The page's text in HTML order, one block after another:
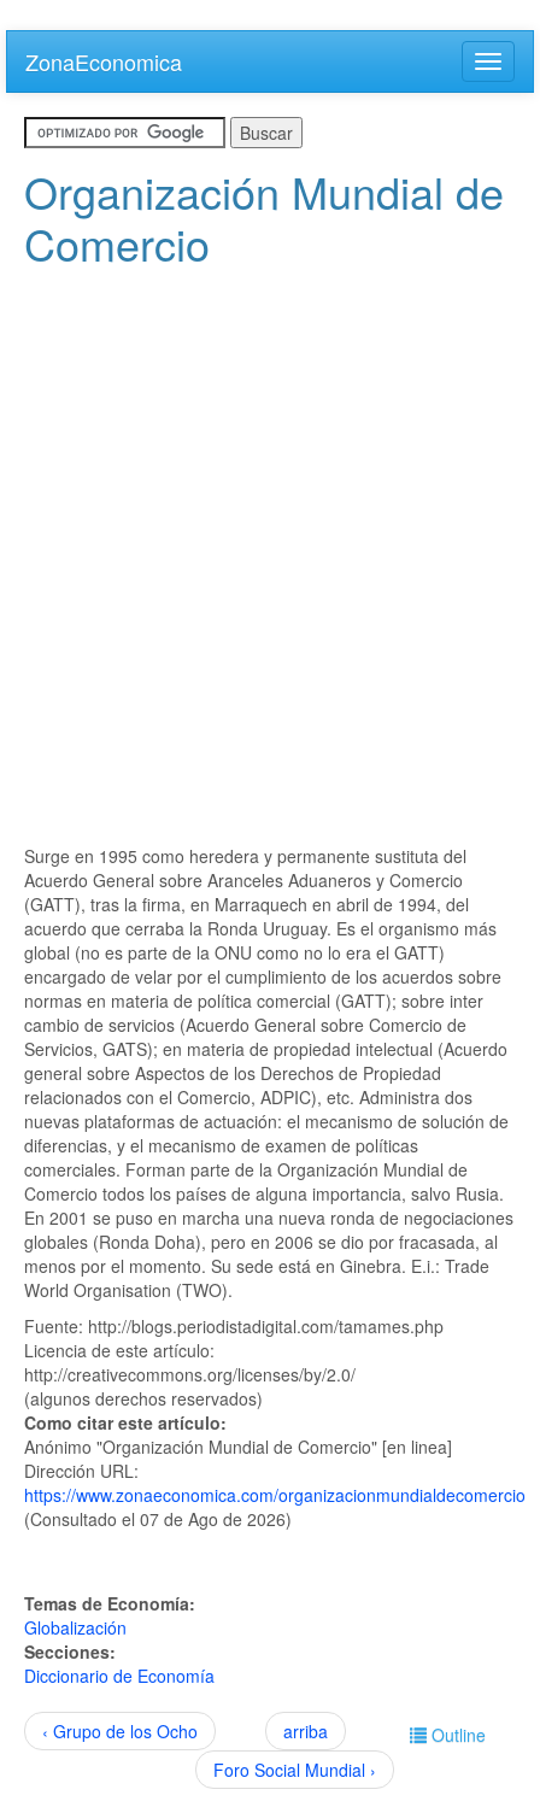
main
content
ZonaEconomica
Toggle
Organización Mundial de
Comercio
Surge en 1995 como heredera y permanente sustituta del
Acuerdo General sobre Aranceles Aduaneros y Comercio
(GATT), tras la firma, en Marraquech en abril de 1994, del
acuerdo que cerraba la Ronda Uruguay. Es el organismo más
global (no es parte de la ONU como no lo era el GATT)
encargado de velar por el cumplimiento de los acuerdos sobre
normas en materia de política comercial (GATT); sobre inter
cambio de servicios (Acuerdo General sobre Comercio de
Servicios, GATS); en materia de propiedad intelectual (Acuerdo
general sobre Aspectos de los Derechos de Propiedad
relacionados con el Comercio, ADPIC), etc. Administra dos
nuevas plataformas de actuación: el mecanismo de solución de
diferencias, y el mecanismo de examen de políticas
comerciales. Forman parte de la Organización Mundial de
Comercio todos los países de alguna importancia, salvo Rusia.
En 2001 se puso en marcha una nueva ronda de negociaciones
globales (Ronda Doha), pero en 2006 se dio por fracasada, al
menos por el momento. Su sede está en Ginebra. E.i.: Trade
World Organisation (TWO).
Fuente: http://blogs.periodistadigital.com/tamames.php
Licencia de este artículo:
http://creativecommons.org/licenses/by/2.0/
(algunos derechos reservados)
Como citar este artículo:
Anónimo "Organización Mundial de Comercio" [en linea]
Dirección URL:
https://www.zonaeconomica.com/organizacionmundialdecomercio
(Consultado el 07 de Ago de 2026)
Temas de Economía:
Globalización
Secciones:
Diccionario de Economía
Outline
‹ Grupo de los Ocho
arriba
Foro Social Mundial ›